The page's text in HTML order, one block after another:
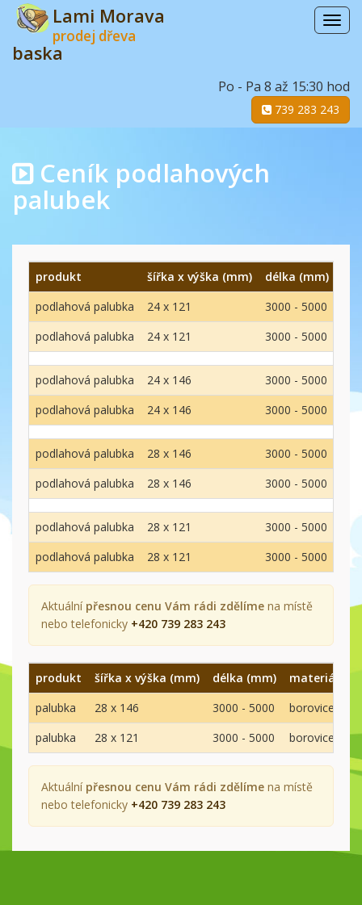
Menu
Lami Morava
prodej dřeva
baska
Po - Pa 8 až 15:30 hod
739 283 243
Ceník podlahových
palubek
produkt šířka x výška (mm) délka (mm)
podlahová palubka
24 x 121 3000 - 5000
podlahová palubka
24 x 121 3000 - 5000
podlahová palubka 24 x 146 3000 - 5000
podlahová palubka
24 x 146 3000 - 5000
podlahová palubka 28 x 146 3000 - 5000
podlahová palubka
28 x 146 3000 - 5000
podlahová palubka 28 x 121 3000 - 5000
podlahová palubka
28 x 121 3000 - 5000
Aktuální přesnou cenu Vám rádi zdělíme na místě
nebo telefonicky +420 739 283 243
produkt šířka x výška (mm) délka (mm) materiál
palubka
28 x 146 3000 - 5000 borovice
palubka
28 x 121 3000 - 5000 borovice
Aktuální přesnou cenu Vám rádi zdělíme na místě
nebo telefonicky +420 739 283 243